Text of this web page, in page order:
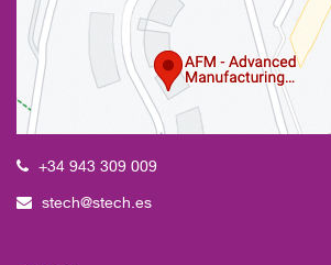
+34 943 309 009
stech@stech.es